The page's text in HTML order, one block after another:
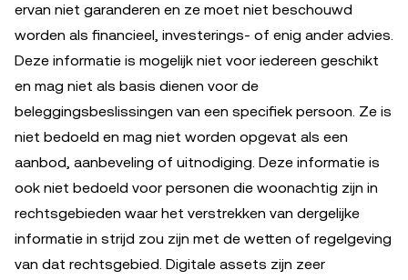
ervan niet garanderen en ze moet niet beschouwd
worden als financieel, investerings- of enig ander advies.
Deze informatie is mogelijk niet voor iedereen geschikt
en mag niet als basis dienen voor de
beleggingsbeslissingen van een specifiek persoon. Ze is
niet bedoeld en mag niet worden opgevat als een
aanbod, aanbeveling of uitnodiging. Deze informatie is
ook niet bedoeld voor personen die woonachtig zijn in
rechtsgebieden waar het verstrekken van dergelijke
informatie in strijd zou zijn met de wetten of regelgeving
van dat rechtsgebied. Digitale assets zijn zeer